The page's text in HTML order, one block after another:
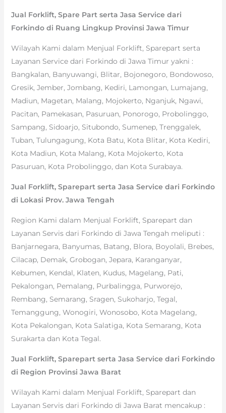
Jual Forklift, Spare Part serta Jasa Service dari
Forkindo di Ruang Lingkup Provinsi Jawa Timur
Wilayah Kami dalam Menjual Forklift, Sparepart serta
Layanan Service dari Forkindo di Jawa Timur yakni :
Bangkalan, Banyuwangi, Blitar, Bojonegoro, Bondowoso,
Gresik, Jember, Jombang, Kediri, Lamongan, Lumajang,
Madiun, Magetan, Malang, Mojokerto, Nganjuk, Ngawi,
Pacitan, Pamekasan, Pasuruan, Ponorogo, Probolinggo,
Sampang, Sidoarjo, Situbondo, Sumenep, Trenggalek,
Tuban, Tulungagung, Kota Batu, Kota Blitar, Kota Kediri,
Kota Madiun, Kota Malang, Kota Mojokerto, Kota
Pasuruan, Kota Probolinggo, dan Kota Surabaya.
Jual Forklift, Sparepart serta Jasa Service dari Forkindo
di Lokasi Prov. Jawa Tengah
Region Kami dalam Menjual Forklift, Sparepart dan
Layanan Servis dari Forkindo di Jawa Tengah meliputi :
Banjarnegara, Banyumas, Batang, Blora, Boyolali, Brebes,
Cilacap, Demak, Grobogan, Jepara, Karanganyar,
Kebumen, Kendal, Klaten, Kudus, Magelang, Pati,
Pekalongan, Pemalang, Purbalingga, Purworejo,
Rembang, Semarang, Sragen, Sukoharjo, Tegal,
Temanggung, Wonogiri, Wonosobo, Kota Magelang,
Kota Pekalongan, Kota Salatiga, Kota Semarang, Kota
Surakarta dan Kota Tegal.
Jual Forklift, Sparepart serta Jasa Service dari Forkindo
di Region Provinsi Jawa Barat
Wilayah Kami dalam Menjual Forklift, Sparepart dan
Layanan Servis dari Forkindo di Jawa Barat mencakup :